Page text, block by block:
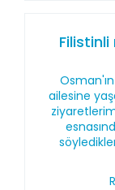
ailesine